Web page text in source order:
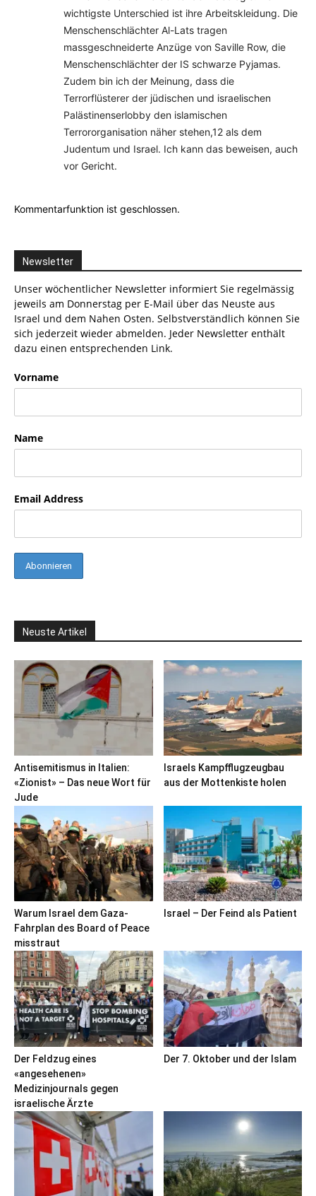
wichtigste Unterschied ist ihre Arbeitskleidung. Die
Menschenschlächter Al-Lats tragen
massgeschneiderte Anzüge von Saville Row, die
Menschenschlächter der IS schwarze Pyjamas.
Zudem bin ich der Meinung, dass die
Terrorflüsterer der jüdischen und israelischen
Palästinenserlobby den islamischen
Terrororganisation näher stehen,12 als dem
Judentum und Israel. Ich kann das beweisen, auch
vor Gericht.
Kommentarfunktion ist geschlossen.
Newsletter
Unser wöchentlicher Newsletter informiert Sie regelmässig
jeweils am Donnerstag per E-Mail über das Neuste aus
Israel und dem Nahen Osten. Selbstverständlich können Sie
sich jederzeit wieder abmelden. Jeder Newsletter enthält
dazu einen entsprechenden Link.
Vorname
Name
Email Address
Neuste Artikel
Antisemitismus in Italien:
«Zionist» – Das neue Wort für
Jude
Israels Kampfflugzeugbau
aus der Mottenkiste holen
Warum Israel dem Gaza-
Fahrplan des Board of Peace
misstraut
Israel – Der Feind als Patient
Der Feldzug eines
«angesehenen»
Medizinjournals gegen
israelische Ärzte
Der 7. Oktober und der Islam